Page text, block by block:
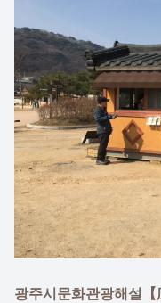
광주시문화관광해설【